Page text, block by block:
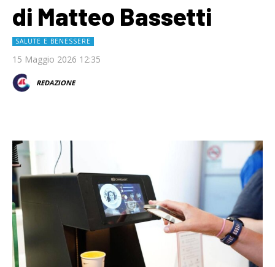
di Matteo Bassetti
SALUTE E BENESSERE
15 Maggio 2026 12:35
REDAZIONE